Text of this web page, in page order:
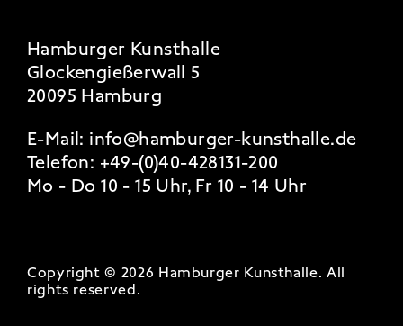
Hamburger Kunsthalle
Glockengießerwall 5
20095 Hamburg
E-Mail: info@hamburger-kunsthalle.de
Telefon: +49-(0)40-428131-200
Mo - Do 10 - 15 Uhr, Fr 10 - 14 Uhr
Copyright © 2026 Hamburger Kunsthalle. All
rights reserved.